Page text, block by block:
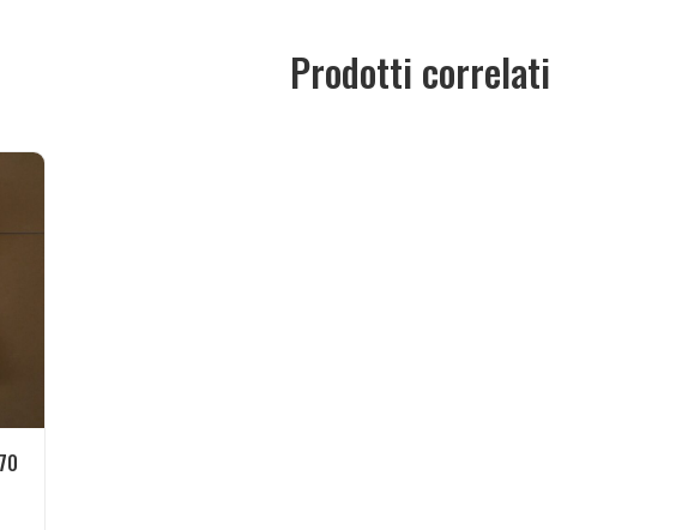
Prodotti correlati